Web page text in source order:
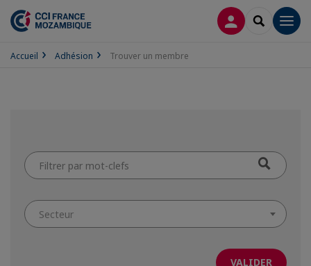
CONNEXION
Accueil Adhésion Trouver un membre
Filtrer
par
mot-
Secteur